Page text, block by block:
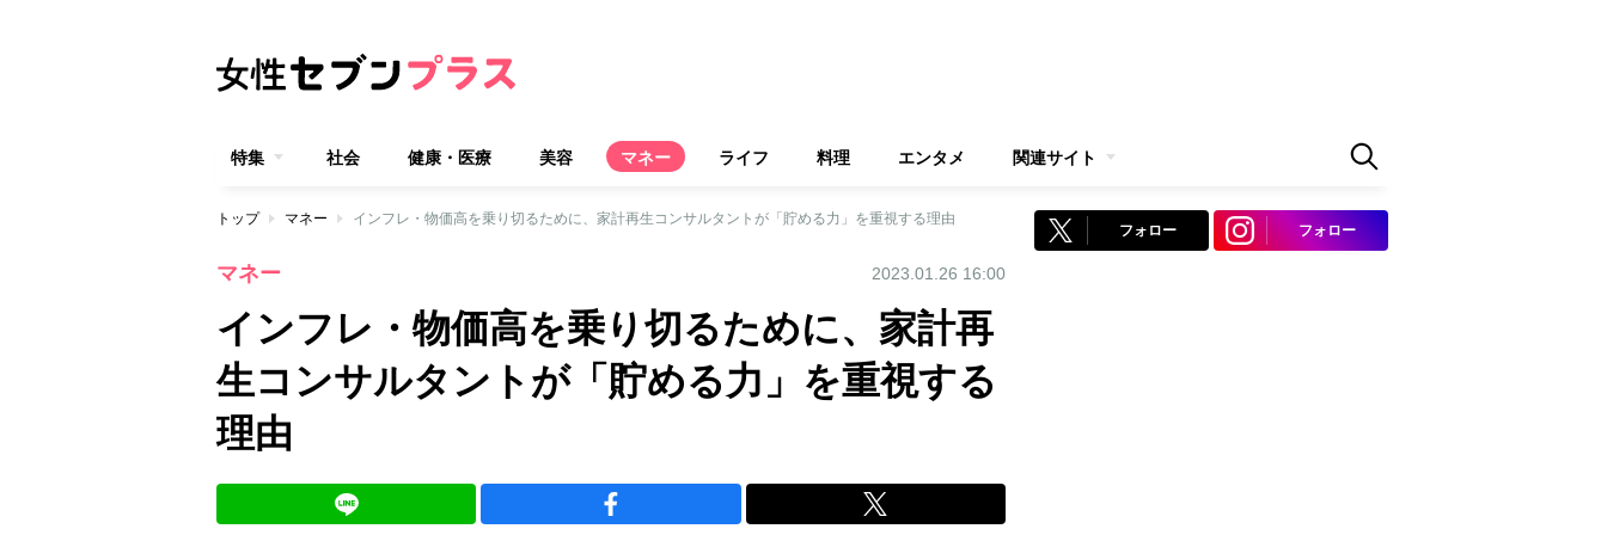
特集 社会 健康・医療 美容 マネー ライフ 料理 エンタメ 関連サイト
トップ マネー インフレ・物価高を乗り切るために、家計再生コンサルタントが「貯める力」を重視する理由
マネー 2023.01.26 16:00
インフレ・物価高を乗り切るために、家計再
生コンサルタントが「貯める力」を重視する
理由
フォロー フォロー